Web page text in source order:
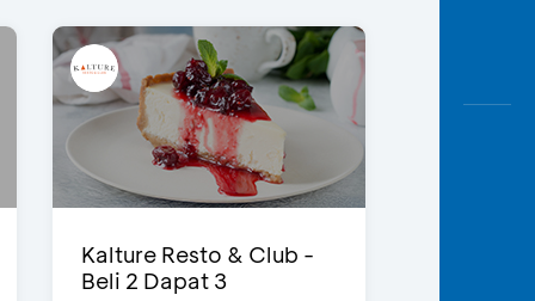
Kalture Resto & Club -
Beli 2 Dapat 3